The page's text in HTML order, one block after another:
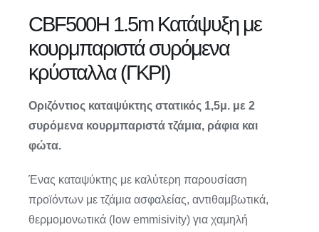
CBF500H 1.5m Κατάψυξη με
κουρμπαριστά συρόμενα
κρύσταλλα (ΓΚΡΙ)
Οριζόντιος καταψύκτης στατικός 1,5μ. με 2
συρόμενα κουρμπαριστά τζάμια, ράφια και
φώτα.
Ένας καταψύκτης με καλύτερη παρουσίαση
προϊόντων με τζάμια ασφαλείας, αντιθαμβωτικά,
θερμομονωτικά (low emmisivity) για χαμηλή